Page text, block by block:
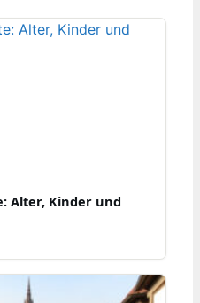
Alter, Kinder und